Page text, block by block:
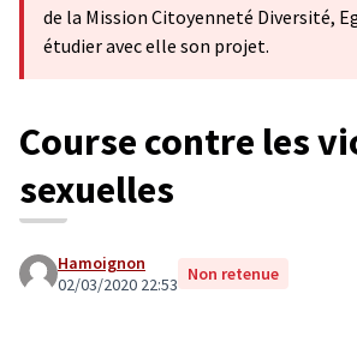
de la Mission Citoyenneté Diversité,
étudier avec elle son projet.
Course contre les
sexuelles
Hamoignon
02/03/2020 22:53 Non retenue